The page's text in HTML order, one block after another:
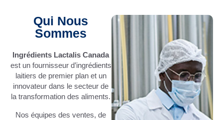
Qui Nous
Sommes
Ingrédients Lactalis Canada
est un fournisseur d’ingrédients
laitiers de premier plan et un
innovateur dans le secteur de
la transformation des aliments.
Nos équipes des ventes, de